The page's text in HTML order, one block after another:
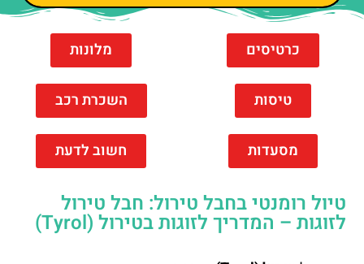
כרטיסים מלונות
טיסות השכרת רכב
מסעדות חשוב לדעת
טיול רומנטי בחבל טירול: חבל טירול
לזוגות – המדריך לזוגות בטירול (Tyrol)